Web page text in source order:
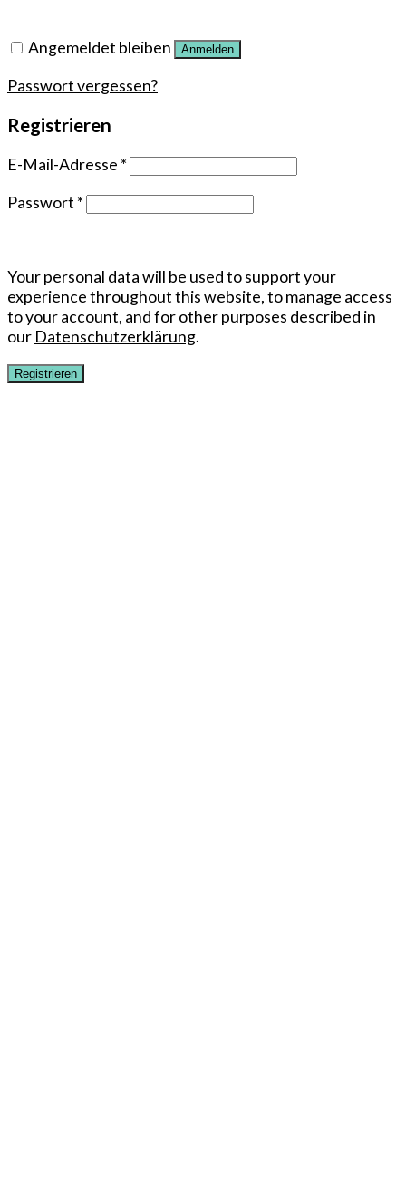
Angemeldet bleiben Anmelden
Passwort vergessen?
Registrieren
E-Mail-Adresse *
Passwort *
Your personal data will be used to support your
experience throughout this website, to manage access
to your account, and for other purposes described in
our Datenschutzerklärung.
Registrieren